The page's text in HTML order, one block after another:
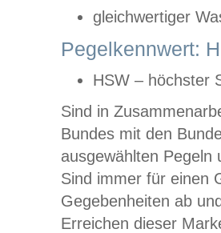
gleichwertiger
Pegelkennwert:
HSW – höchster
Sind in
Bundes mit den
ausgewählten
Sind immer für einen
Gegebenheiten ab
Erreichen dieser